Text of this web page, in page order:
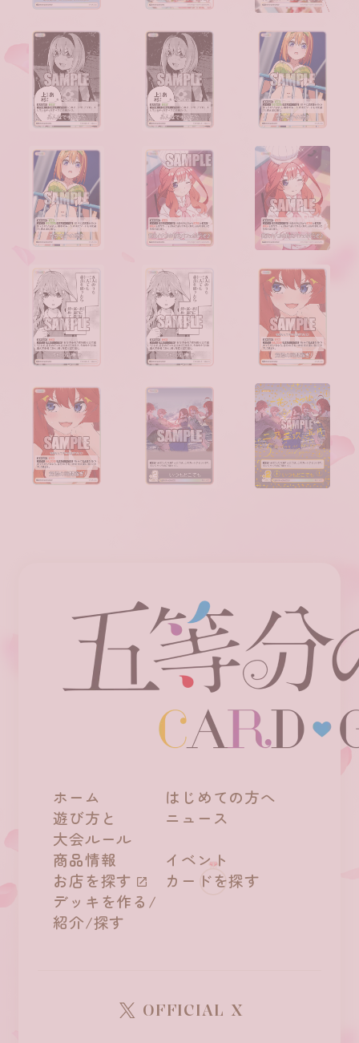
ホーム
はじめての方へ
遊び方と
大会ルール
ニュース
商品情報
イベント
お店を探す
カードを探す
デッキを作る/
紹介/探す
OFFICIAL X